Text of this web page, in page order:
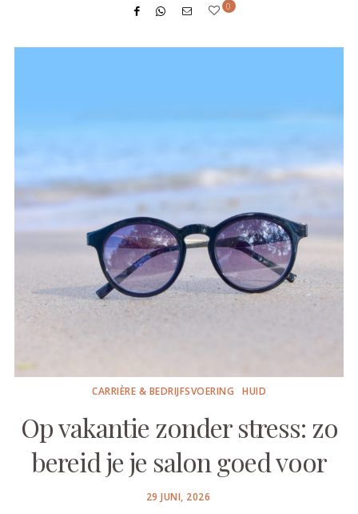
0
CARRIÈRE & BEDRIJFSVOERING HUID
Op vakantie zonder stress: zo
bereid je je salon goed voor
POSTED
29 JUNI, 2026